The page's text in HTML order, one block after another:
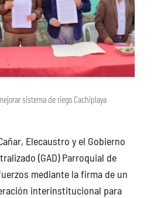
sistema de riego Cachiplaya
Elecaustro y el Gobierno
(GAD) Parroquial de
mediante la firma de un
interinstitucional para